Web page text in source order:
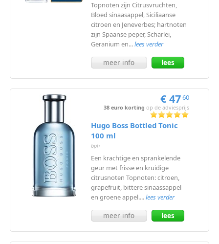
Topnoten zijn Citrusvruchten,
Bloed sinaasappel, Siciliaanse
citroen en Jeneverbes; hartnoten
zijn Spaanse peper, Scharlei,
Geranium en...lees verder
meer info
lees
€ 4760
38 euro korting op de adviesprijs
Hugo Boss Bottled Tonic
100 ml
bph
Een krachtige en sprankelende
geur met frisse en kruidige
citrusnoten Topnoten: citroen,
grapefruit, bittere sinaassappel
en groene appel....lees verder
meer info
lees